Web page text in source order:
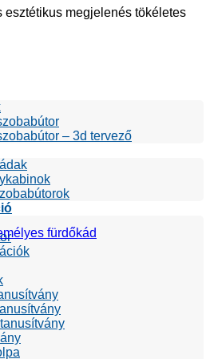
esztétikus megjelenés tökéletes
– 3d tervező
fürdőkád